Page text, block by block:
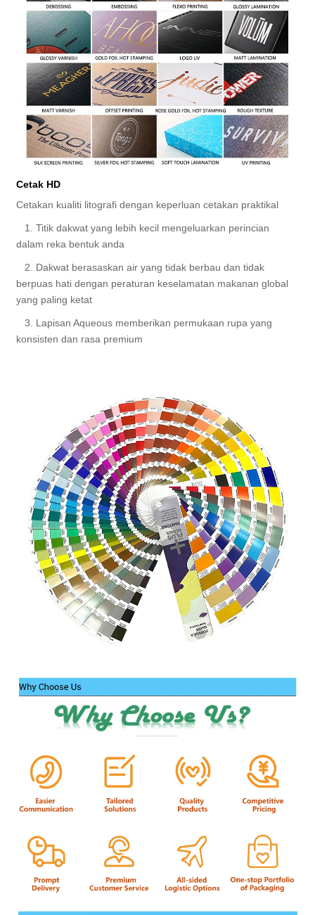
Cetak HD
Cetakan kualiti litografi dengan keperluan cetakan praktikal
1. Titik dakwat yang lebih kecil mengeluarkan perincian
dalam reka bentuk anda
2. Dakwat berasaskan air yang tidak berbau dan tidak
berpuas hati dengan peraturan keselamatan makanan global
yang paling ketat
3. Lapisan Aqueous memberikan permukaan rupa yang
konsisten dan rasa premium